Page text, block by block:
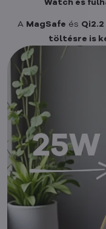
Watch és
A MagSafe és Qi2.2
töltésre is